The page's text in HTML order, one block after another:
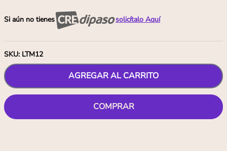
Si aún no tienes solicítalo Aquí
SKU: LTM12
AGREGAR AL CARRITO
COMPRAR